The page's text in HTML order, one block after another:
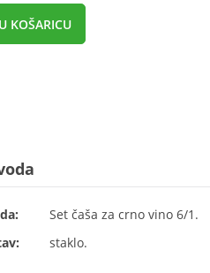
KOŠARICU
Set čaša za crno vino 6/1.
staklo.